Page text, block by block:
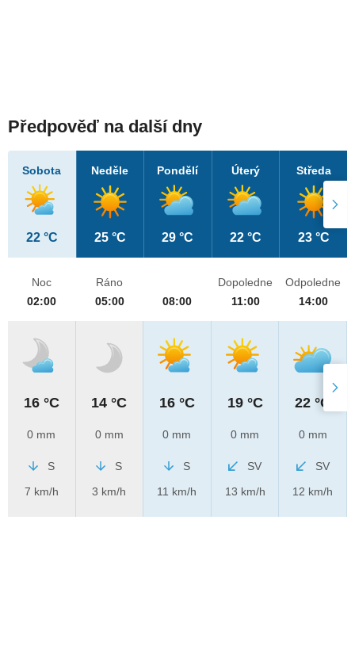
Předpověď na další dny
Sobota
22 °C
Neděle
25 °C
Pondělí
29 °C
Úterý
22 °C
Středa
23 °C
Noc
02:00
16 °C
0 mm
S
7 km/h
Ráno
05:00
14 °C
0 mm
S
3 km/h
08:00
16 °C
0 mm
S
11 km/h
Dopoledne
11:00
19 °C
0 mm
SV
13 km/h
Odpoledne
14:00
22 °C
0 mm
SV
12 km/h